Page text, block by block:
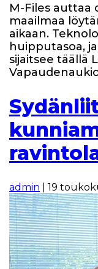
M-Files auttaa
maailmaa
aikaan.
huipputasoa,
sijaitsee täällä
admin 19